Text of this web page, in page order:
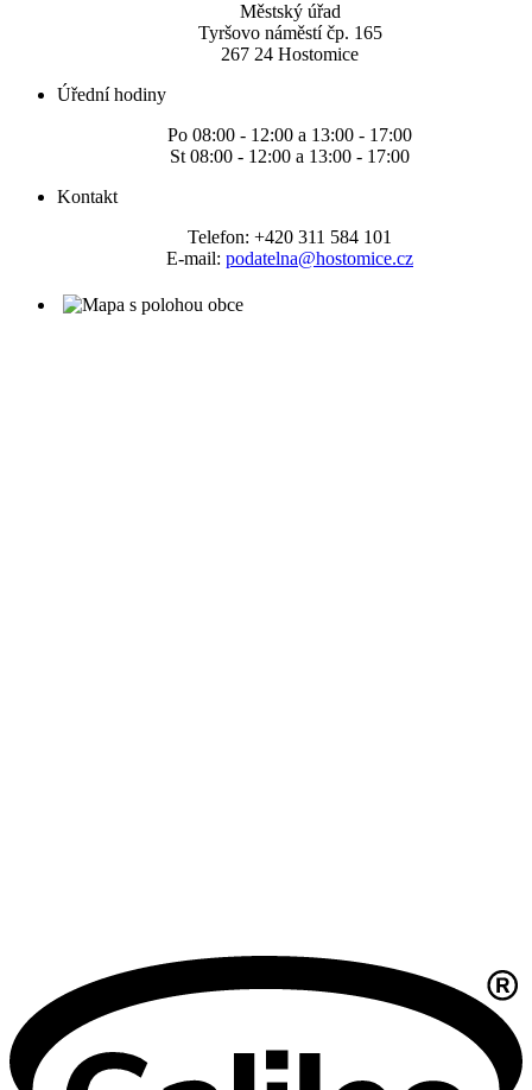
Městský úřad
Tyršovo náměstí čp. 165
267 24 Hostomice
Úřední hodiny
Po 08:00 - 12:00 a 13:00 - 17:00
St 08:00 - 12:00 a 13:00 - 17:00
Kontakt
Telefon: +420 311 584 101
E-mail: podatelna@hostomice.cz